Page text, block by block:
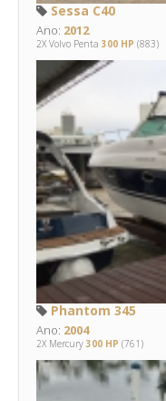
Sessa C40
Ano: 2012
2X Volvo Penta 300 HP (883)
Phantom 345
Ano: 2004
2X Mercury 300 HP (761)